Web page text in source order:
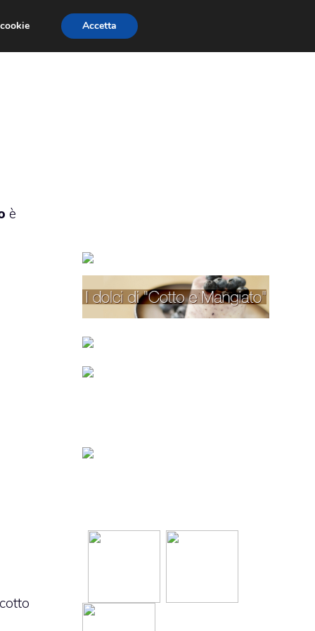
TORTE PER BAMBINI
è
Accetta